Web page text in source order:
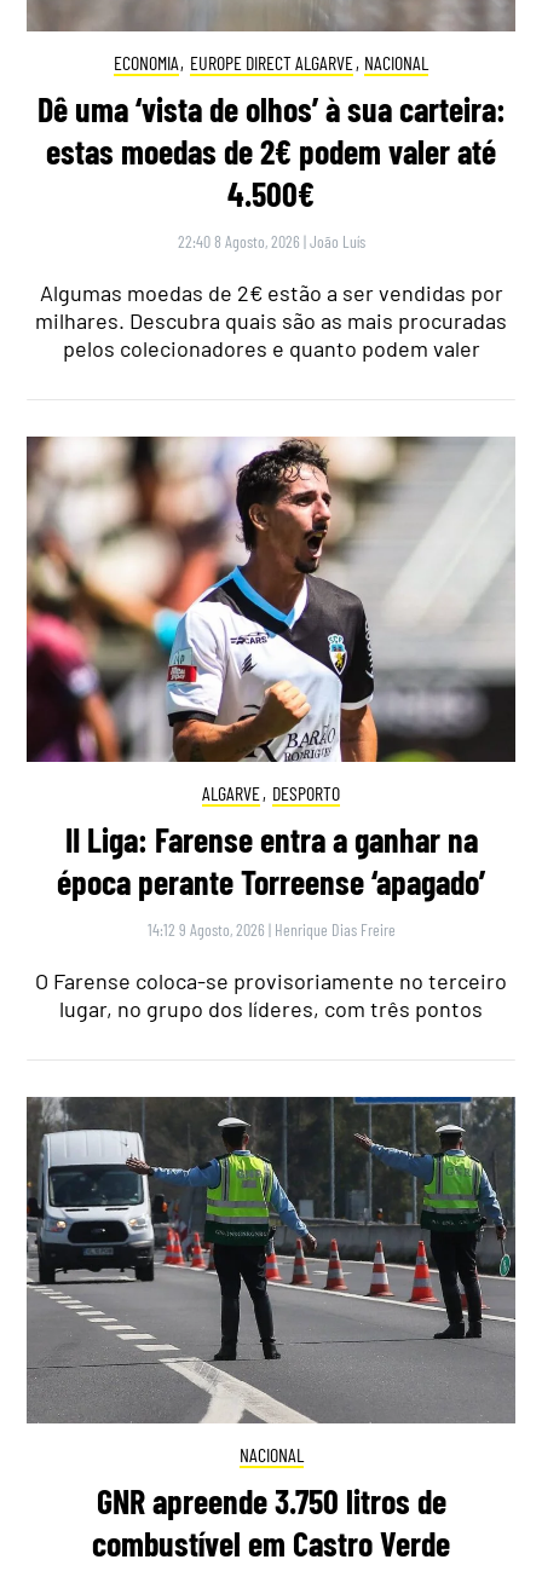
ECONOMIA, EUROPE DIRECT ALGARVE, NACIONAL
Dê uma ‘vista de olhos’ à sua carteira:
estas moedas de 2€ podem valer até
4.500€
22:40 8 Agosto, 2026 |João Luís
Algumas moedas de 2€ estão a ser vendidas por
milhares. Descubra quais são as mais procuradas
pelos colecionadores e quanto podem valer
ALGARVE, DESPORTO
II Liga: Farense entra a ganhar na
época perante Torreense ‘apagado’
14:12 9 Agosto, 2026 | Henrique Dias Freire
O Farense coloca-se provisoriamente no terceiro
lugar, no grupo dos líderes, com três pontos
NACIONAL
GNR apreende 3.750 litros de
combustível em Castro Verde